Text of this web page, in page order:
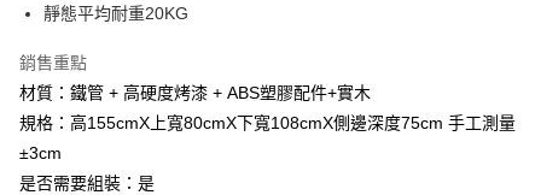
元大商業銀行
台新國際商業銀行
台灣樂天信用卡公司
Google Pay
全盈+PAY
大哥付你分期
相關說明
【大哥付你分期使用說明】
1.本服務由台灣大哥大提供，台灣大哥大用戶可立即使用無須另外申請。
AFTEE先享後付
靜態平均耐重20KG
銷售重點
材質：鐵管 + 高硬度烤漆 + ABS塑膠配件+實木
規格：高155cmX上寬80cmX下寬108cmX側邊深度75cm 手工測量
±3cm
是否需要組裝：是